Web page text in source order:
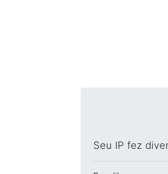
Seu IP fez